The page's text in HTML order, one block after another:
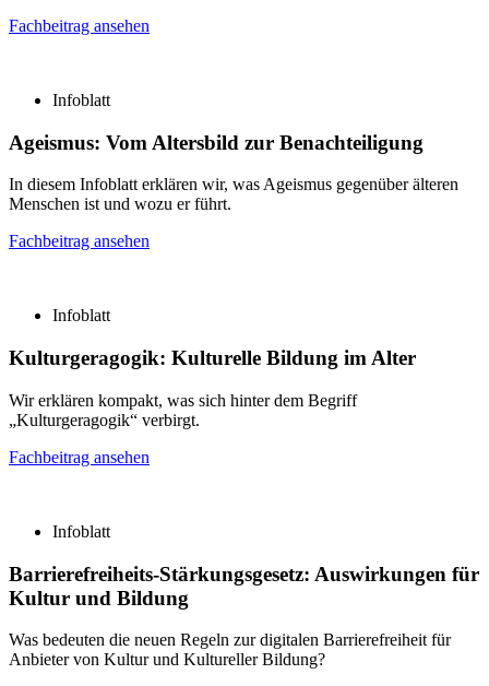
Fachbeitrag ansehen
Infoblatt
Ageismus: Vom Altersbild zur Benachteiligung
In diesem Infoblatt erklären wir, was Ageismus gegenüber älteren
Menschen ist und wozu er führt.
Fachbeitrag ansehen
Infoblatt
Kulturgeragogik: Kulturelle Bildung im Alter
Wir erklären kompakt, was sich hinter dem Begriff
„Kulturgeragogik“ verbirgt.
Fachbeitrag ansehen
Infoblatt
Barrierefreiheits-Stärkungsgesetz: Auswirkungen für
Kultur und Bildung
Was bedeuten die neuen Regeln zur digitalen Barrierefreiheit für
Anbieter von Kultur und Kultureller Bildung?